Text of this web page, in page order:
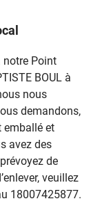
notre Point
BOUL à
nous
demandons,
emballé et
avez des
de
veuillez
18007425877.